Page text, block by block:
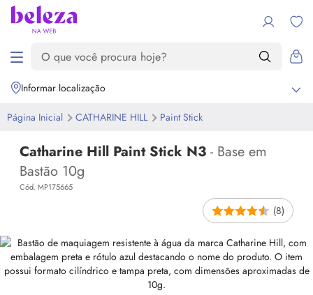
Informar localização
Página Inicial CATHARINE HILL Paint Stick
Catharine Hill Paint Stick N3 - Base em
Bastão 10g
Cód. MP175665
(8)